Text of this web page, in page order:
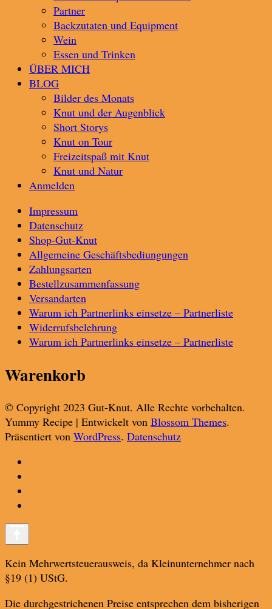
Partner
Backzutaten und Equipment
Wein
Essen und Trinken
ÜBER MICH
BLOG
Bilder des Monats
Knut und der Augenblick
Short Storys
Knut on Tour
Freizeitspaß mit Knut
Knut und Natur
Anmelden
Impressum
Datenschutz
Shop-Gut-Knut
Allgemeine Geschäftsbediungungen
Zahlungsarten
Bestellzusammenfassung
Versandarten
Warum ich Partnerlinks einsetze – Partnerliste
Widerrufsbelehrung
Warum ich Partnerlinks einsetze – Partnerliste
Warenkorb
© Copyright 2023 Gut-Knut. Alle Rechte vorbehalten.
Yummy Recipe | Entwickelt von Blossom Themes.
Präsentiert von WordPress. Datenschutz
Kein Mehrwertsteuerausweis, da Kleinunternehmer nach
§19 (1) UStG.
Die durchgestrichenen Preise entsprechen dem bisherigen